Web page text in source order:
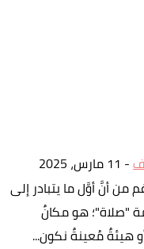
- 11 مارس، 2025
من أنَّ أوَّل ما يتبادر إلى
"صلاة"؛ هو مكانٌ
هيئةٌ مُعينةٌ نكون...